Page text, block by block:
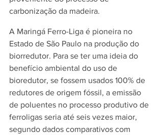
carbonização da madeira.
A Maringá Ferro-Liga é pioneira no
Estado de São Paulo na produção do
biorredutor. Para se ter uma ideia do
benefício ambiental do uso de
bioredutor, se fossem usados 100% de
redutores de origem fóssil, a emissão
de poluentes no processo produtivo de
ferroligas seria até seis vezes maior,
segundo dados comparativos com